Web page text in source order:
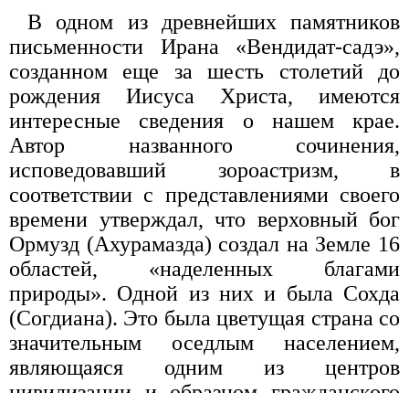
В одном из древнейших памятников
письменности Ирана «Вендидат-садэ»,
созданном еще за шесть столетий до
рождения Иисуса Христа, имеются
интересные сведения о нашем крае.
Автор названного сочинения,
исповедовавший зороастризм, в
соответствии с представлениями своего
времени утверждал, что верховный бог
Ормузд (Ахурамазда) создал на Земле 16
областей, «наделенных благами
природы». Одной из них и была Сохда
(Согдиана). Это была цветущая страна со
значительным оседлым населением,
являющаяся одним из центров